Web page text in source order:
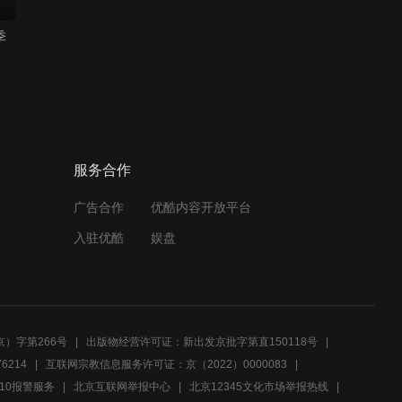
服务合作
广告合作 优酷内容开放平台
入驻优酷 娱盘
）字第266号
出版物经营许可证：新出发京批字第直150118号
互联网宗教信息服务许可证：京（2022）0000083
报警服务
北京互联网举报中心 北京12345文化市场举报热线